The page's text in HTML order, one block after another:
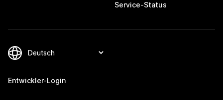
Service-Status
Entwickler-Login